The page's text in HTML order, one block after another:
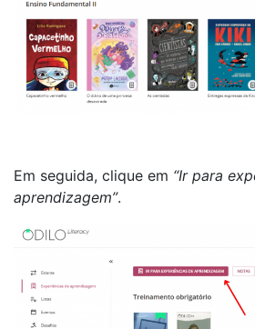
Em seguida, clique em “Ir para
aprendizagem”.